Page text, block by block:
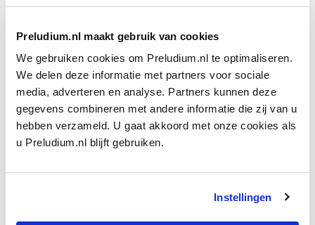
Preludium.nl maakt gebruik van cookies
We gebruiken cookies om Preludium.nl te optimaliseren.
We delen deze informatie met partners voor sociale
media, adverteren en analyse. Partners kunnen deze
gegevens combineren met andere informatie die zij van u
hebben verzameld. U gaat akkoord met onze cookies als
u Preludium.nl blijft gebruiken.
Instellingen
Geen resultaten gevonden voor “”.